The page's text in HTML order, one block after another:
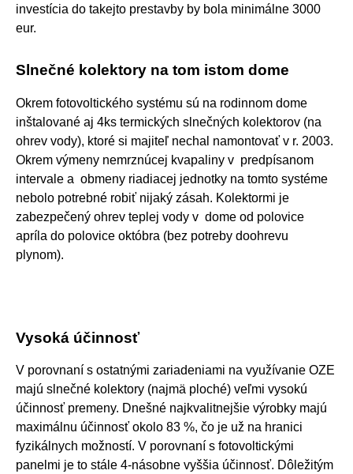
investícia do takejto prestavby by bola minimálne 3000
eur.
Slnečné kolektory na tom istom dome
Okrem fotovoltického systému sú na rodinnom dome
inštalované aj 4ks termických slnečných kolektorov (na
ohrev vody), ktoré si majiteľ nechal namontovať v r. 2003.
Okrem výmeny nemrznúcej kvapaliny v predpísanom
intervale a obmeny riadiacej jednotky na tomto systéme
nebolo potrebné robiť nijaký zásah. Kolektormi je
zabezpečený ohrev teplej vody v dome od polovice
apríla do polovice októbra (bez potreby doohrevu
plynom).
Vysoká účinnosť
V porovnaní s ostatnými zariadeniami na využívanie OZE
majú slnečné kolektory (najmä ploché) veľmi vysokú
účinnosť premeny. Dnešné najkvalitnejšie výrobky majú
maximálnu účinnosť okolo 83 %, čo je už na hranici
fyzikálnych možností. V porovnaní s fotovoltickými
panelmi je to stále 4-násobne vyššia účinnosť. Dôležitým